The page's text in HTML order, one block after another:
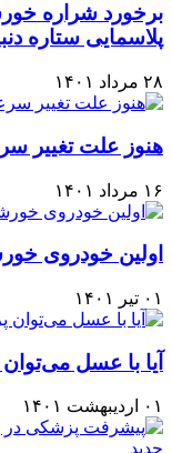
برخورد شراره
پلاسمایی ستاره
۲۸ مرداد ۱۴۰۱
هنوز علت تغيير
۱۶ مرداد ۱۴۰۱
اولین خودروی
۰۱ تیر ۱۴۰۱
آیا با عسل
۰۱ اردیبهشت ۱۴۰۱